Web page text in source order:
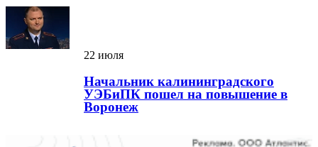
22 июля
Начальник калининградского
УЭБиПК пошел на повышение в
Воронеж